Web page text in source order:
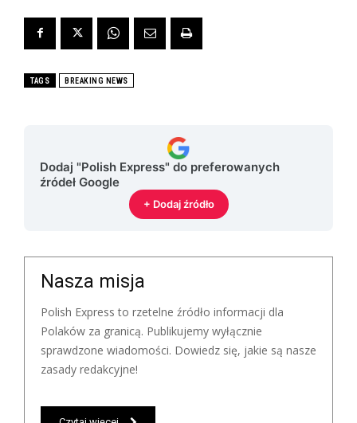
TAGS BREAKING NEWS
Dodaj "Polish Express" do preferowanych
źródeł Google
+ Dodaj źródło
Nasza misja
Polish Express to rzetelne źródło informacji dla
Polaków za granicą. Publikujemy wyłącznie
sprawdzone wiadomości. Dowiedz się, jakie są nasze
zasady redakcyjne!